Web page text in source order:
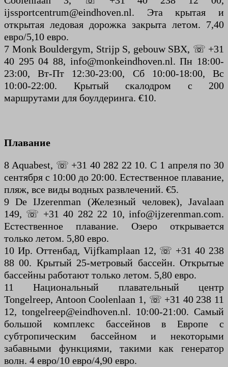
ijssportcentrum@eindhoven.nl. Эта крытая и
открытая ледовая дорожка закрыта летом. 7,40
евро/5,10 евро.
7 Monk Bouldergym, Strijp S, gebouw SBX, ☏ +31
40 295 04 88, info@monkeindhoven.nl. Пн 18:00-
23:00, Вт-Пт 12:30-23:00, Сб 10:00-18:00, Вс
10:00-22:00. Крытый скалодром с 200
маршрутами для боулдеринга. €10.
Плавание
8 Aquabest, ☏ +31 40 282 22 10. С 1 апреля по 30
сентября с 10:00 до 20:00. Естественное плавание,
пляж, все виды водных развлечений. €5.
9 De IJzerenman (Железный человек), Javalaan
149, ☏ +31 40 282 22 10, info@ijzerenman.com.
Естественное плавание. Озеро открывается
только летом. 5,80 евро.
10 Ир. Оттенбад, Vijfkamplaan 12, ☏ +31 40 238
88 00. Крытый 25-метровый бассейн. Открытые
бассейны работают только летом. 5,80 евро.
11 Национальный плавательный центр
Tongelreep, Antoon Coolenlaan 1, ☏ +31 40 238 11
12, tongelreep@eindhoven.nl. 10:00-21:00. Самый
большой комплекс бассейнов в Европе с
субтропическим бассейном и некоторыми
забавными функциями, такими как генератор
волн. 4 евро/10 евро/4,90 евро.